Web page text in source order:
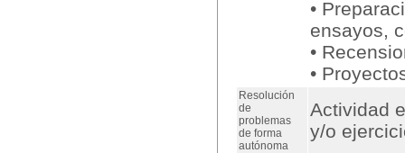
•
ensayos,
•
•
Resolución
de
problemas
de forma
autónoma
Actividad
y/o